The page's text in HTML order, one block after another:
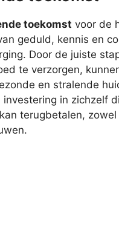
toekomst voor de
geduld, kennis en
Door de juiste
te verzorgen,
en stralende
investering in zichzelf
terugbetalen,